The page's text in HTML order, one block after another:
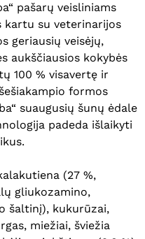
pašarų veisliniams
kartu su veterinarijos
geriausių veisėjų,
aukščiausios kokybės
100 % visavertę ir
formos
suaugusių šunų ėdale
padeda išlaikyti
(27 %,
gliukozamino,
šaltinį), kukurūzai,
miežiai, šviežia